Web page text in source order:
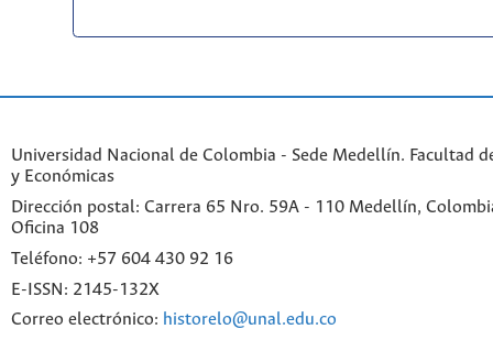
Universidad Nacional de Colombia - Sede Medellín. Facultad
y Económicas
Dirección postal: Carrera 65 Nro. 59A - 110 Medellín,
Oficina 108
Teléfono: +57 604 430 92 16
E-ISSN: 2145-132X
Correo electrónico: historelo@unal.edu.co